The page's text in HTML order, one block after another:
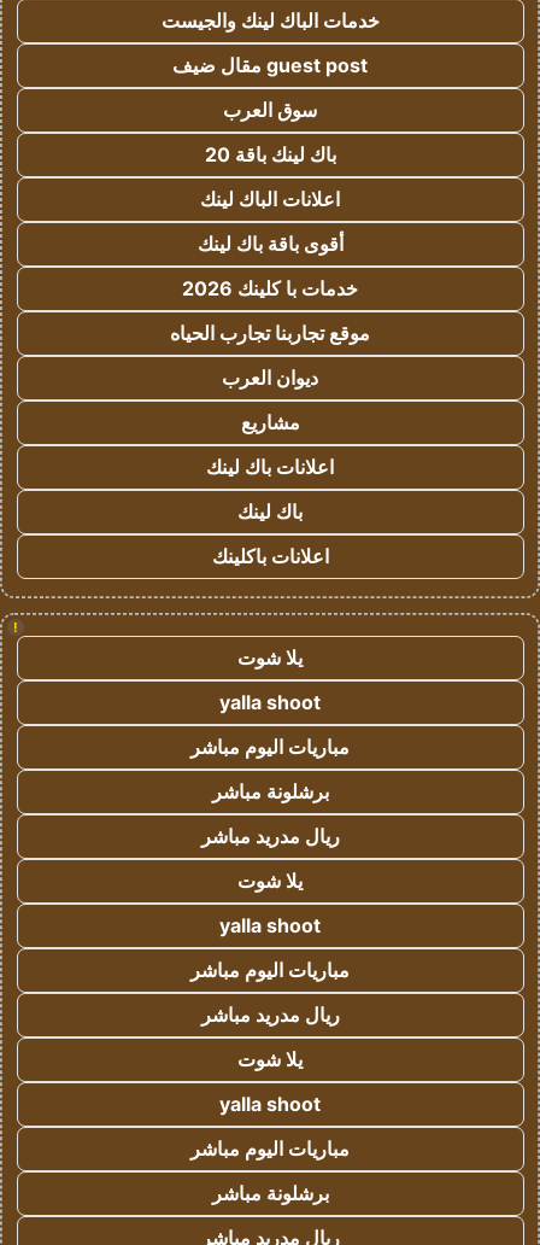
خدمات الباك لينك والجيست
guest post مقال ضيف
سوق العرب
باك لينك باقة 20
اعلانات الباك لينك
أقوى باقة باك لينك
خدمات با كلينك 2026
موقع تجاربنا تجارب الحياه
ديوان العرب
مشاريع
اعلانات باك لينك
باك لينك
اعلانات باكلينك
!
يلا شوت
yalla shoot
مباريات اليوم مباشر
برشلونة مباشر
ريال مدريد مباشر
يلا شوت
yalla shoot
مباريات اليوم مباشر
ريال مدريد مباشر
يلا شوت
yalla shoot
مباريات اليوم مباشر
برشلونة مباشر
ريال مدريد مباشر